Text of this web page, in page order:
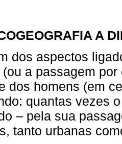
A
dos aspectos
(ou a passagem
dos homens (em
quantas vezes
– pela sua
tanto urbanas